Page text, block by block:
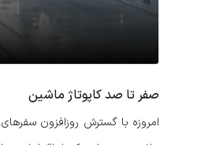
صفر تا صد کاپوتاژ ماشین
امروزه با گسترش روزافزون